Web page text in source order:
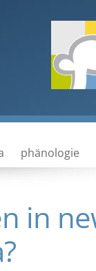
phänologie
in